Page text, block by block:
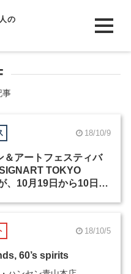
の
事
18/10/9
＆アートフェスティバ
TOKYO
、10月19日から10日間
18/10/5
60’s spirits